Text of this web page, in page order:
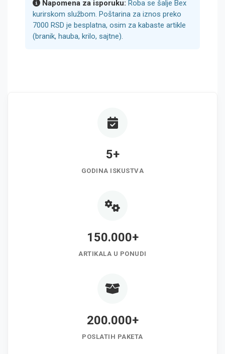
Napomena za isporuku: Roba se šalje Bex
kurirskom službom. Poštarina za iznos preko
7000 RSD je besplatna, osim za kabaste artikle
(branik, hauba, krilo, sajtne).
5+
GODINA ISKUSTVA
150.000+
ARTIKALA U PONUDI
200.000+
POSLATIH PAKETA